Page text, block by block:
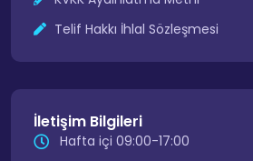
Telif Hakkı İhlal Sözleşmesi
İletişim Bilgileri
Hafta içi 09:00-17:00